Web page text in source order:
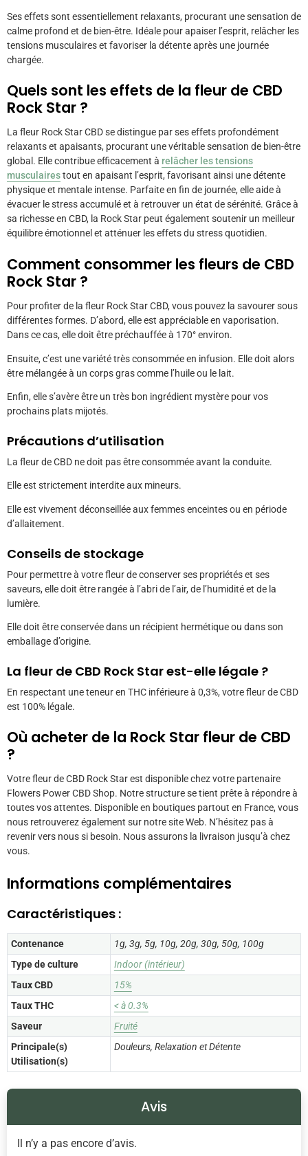
Ses effets sont essentiellement relaxants, procurant une sensation de
calme profond et de bien-être. Idéale pour apaiser l’esprit, relâcher les
tensions musculaires et favoriser la détente après une journée
chargée.
Quels sont les effets de la fleur de CBD
Rock Star ?
La fleur Rock Star CBD se distingue par ses effets profondément
relaxants et apaisants, procurant une véritable sensation de bien-être
global. Elle contribue efficacement à relâcher les tensions
musculairestout en apaisant l’esprit, favorisant ainsi une détente
physique et mentale intense. Parfaite en fin de journée, elle aide à
évacuer le stress accumulé et à retrouver un état de sérénité. Grâce à
sa richesse en CBD, la Rock Star peut également soutenir un meilleur
équilibre émotionnel et atténuer les effets du stress quotidien.
Comment consommer les fleurs de CBD
Rock Star ?
Pour profiter de la fleur Rock StarCBD, vous pouvez la savourer sous
différentes formes. D’abord, elle est appréciable en vaporisation.
Dans ce cas, elle doit être préchauffée à 170° environ.
Ensuite, c’est une variété très consommée en infusion. Elle doit alors
être mélangée à un corps gras comme l’huile ou le lait.
Enfin, elle s’avère être un très bon ingrédient mystère pour vos
prochains plats mijotés.
Précautions d’utilisation
La fleur de CBD ne doit pas être consommée avant la conduite.
Elle est strictement interdite aux mineurs.
Elle est vivement déconseillée aux femmes enceintes ou en période
d’allaitement.
Conseils de stockage
Pour permettre à votre fleur de conserver ses propriétés et ses
saveurs, elle doit être rangée à l’abri de l’air, de l’humidité et de la
lumière.
Elle doit être conservée dans un récipient hermétique ou dans son
emballage d’origine.
La fleur de CBD Rock Starest-elle légale ?
En respectant une teneur en THC inférieure à 0,3%, votre fleur de CBD
est 100% légale.
Où acheter de la Rock Star fleur de CBD
?
Votre fleur de CBD Rock Starest disponible chez votre partenaire
Flowers Power CBD Shop. Notre structure se tient prête à répondre à
toutes vos attentes. Disponible en boutiques partout en France, vous
nous retrouverez également sur notre site Web. N’hésitez pas à
revenir vers nous si besoin. Nous assurons la livraison jusqu’à chez
vous.
Informations complémentaires
Caractéristiques :
Contenance
1g, 3g, 5g, 10g, 20g, 30g, 50g, 100g
Type de culture
Indoor (intérieur)
Taux CBD
15%
Taux THC
< à 0.3%
Saveur
Fruité
Principale(s)
Utilisation(s)
Douleurs, Relaxation et Détente
Avis
Il n’y a pas encore d’avis.